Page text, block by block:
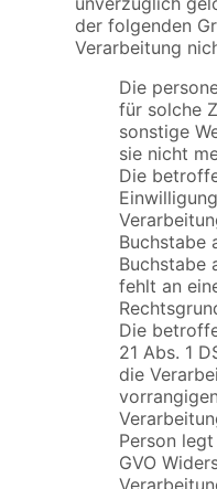
der folgenden
Verarbeitung
Die
für solche
sonstige
sie nicht
Die
Buchstabe
Buchstabe
fehlt an
Die
21 Abs. 1
die
Person
GVO